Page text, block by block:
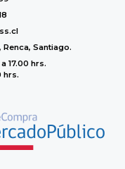
Renca, Santiago.
17.00 hrs.
hrs.